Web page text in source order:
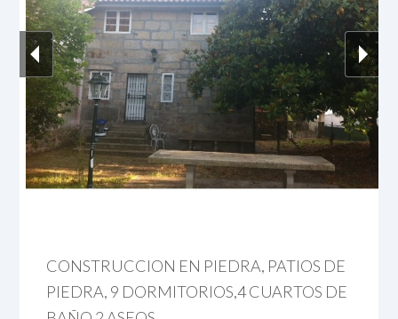
CONSTRUCCION EN PIEDRA, PATIOS DE
PIEDRA, 9 DORMITORIOS,4 CUARTOS DE